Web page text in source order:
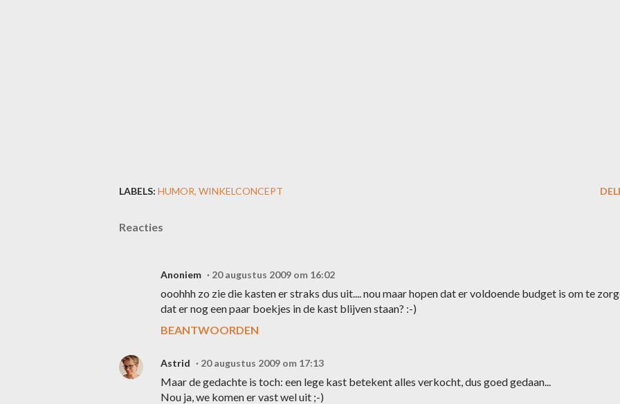
LABELS: HUMOR WINKELCONCEPT
Reacties
Anoniem 20 augustus 2009 om 16:02
ooohhh zo zie die kasten er straks dus uit.... nou maar hopen dat er voldoende budget is om te
dat er nog een paar boekjes in de kast blijven staan? :-)
BEANTWOORDEN
Astrid 20 augustus 2009 om 17:13
Maar de gedachte is toch: een lege kast betekent alles verkocht, dus goed gedaan...
Nou ja, we komen er vast wel uit ;-)